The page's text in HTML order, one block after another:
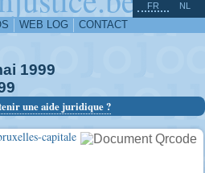
WEB LOG CONTACT
FR NL
1999
une aide juridique ?
capitale
^